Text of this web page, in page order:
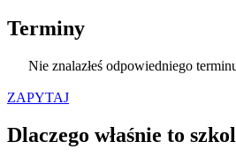
Terminy
Nie znalazłeś odpowiedniego
ZAPYTAJ
Dlaczego właśnie to